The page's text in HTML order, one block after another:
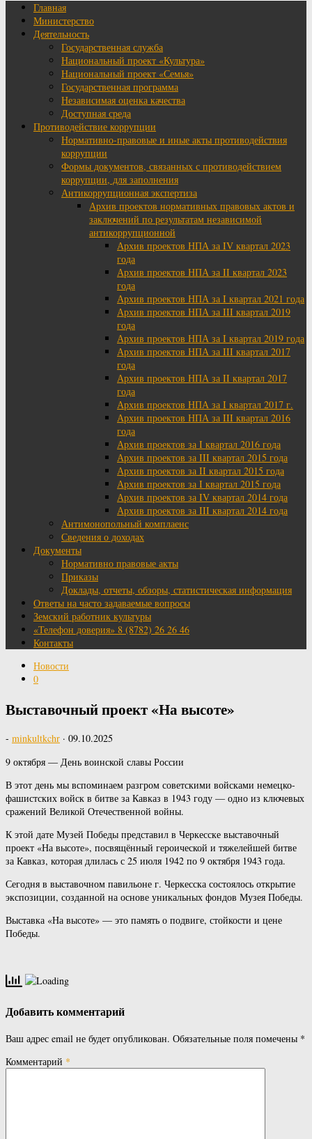
Главная
Министерство
Деятельность
Государственная служба
Национальный проект «Культура»
Национальный проект «Семья»
Государственная программа
Независимая оценка качества
Доступная среда
Противодействие коррупции
Нормативно-правовые и иные акты противодействия
коррупции
Формы документов, связанных с противодействием
коррупции, для заполнения
Антикоррупционная экспертиза
Архив проектов нормативных правовых актов и
заключений по результатам независимой
антикоррупционной
Архив проектов НПА за IV квартал 2023
года
Архив проектов НПА за II квартал 2023
года
Архив проектов НПА за I квартал 2021 года
Архив проектов НПА за III квартал 2019
года
Архив проектов НПА за I квартал 2019 года
Архив проектов НПА за III квартал 2017
года
Архив проектов НПА за II квартал 2017
года
Архив проектов НПА за I квартал 2017 г.
Архив проектов НПА за III квартал 2016
года
Архив проектов за I квартал 2016 года
Архив проектов за III квартал 2015 года
Архив проектов за II квартал 2015 года
Архив проектов за I квартал 2015 года
Архив проектов за IV квартал 2014 года
Архив проектов за III квартал 2014 года
Антимонопольный комплаенс
Сведения о доходах
Документы
Нормативно правовые акты
Приказы
Доклады, отчеты, обзоры, статистическая информация
Ответы на часто задаваемые вопросы
Земский работник культуры
«Телефон доверия» 8 (8782) 26 26 46
Контакты
Новости
0
Выставочный проект «На высоте»
- minkultkchr · 09.10.2025
9 октября — День воинской славы России
В этот день мы вспоминаем разгром советскими войсками немецко-
фашистских войск в битве за Кавказ в 1943 году — одно из ключевых
сражений Великой Отечественной войны.
К этой дате Музей Победы представил в Черкесске выставочный
проект «На высоте», посвящённый героической и тяжелейшей битве
за Кавказ, которая длилась с 25 июля 1942 по 9 октября 1943 года.
Сегодня в выставочном павильоне г. Черкесска состоялось открытие
экспозиции, созданной на основе уникальных фондов Музея Победы.
Выставка «На высоте» — это память о подвиге, стойкости и цене
Победы.
Добавить комментарий
Ваш адрес email не будет опубликован. Обязательные поля помечены *
Комментарий *